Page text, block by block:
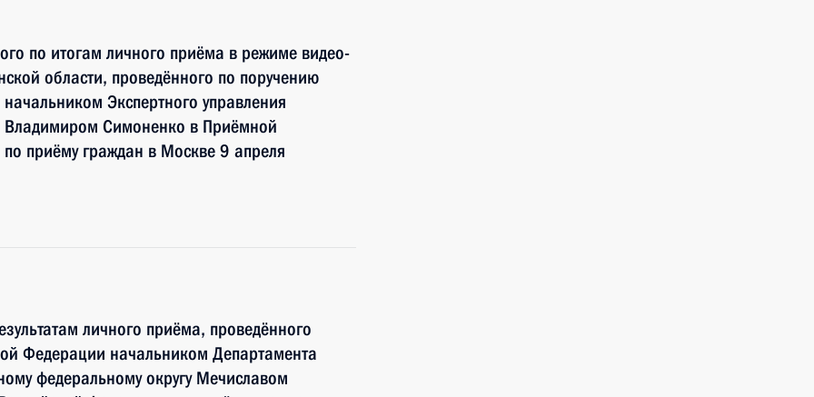
по итогам личного приёма в режиме видео-
области, проведённого по поручению
Экспертного управления
Владимиром Симоненко в Приёмной
приёму граждан в Москве 9 апреля
личного приёма, проведённого
Федерации начальником Департамента
федеральному округу Мечиславом